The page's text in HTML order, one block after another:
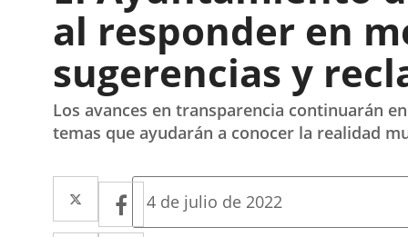
Valladolid
al responder en
sugerencias y
Los avances en transparencia continuarán
temas que ayudarán a conocer la realidad
Twitter
Enlace
a
Facebook
Enlace
a
Fecha
4 de julio de 2022